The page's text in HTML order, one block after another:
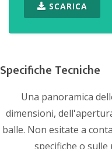
SCARICA
Specifiche Tecniche
Una panoramica
dimensioni,
balle. Non esitate a
specifiche o sulle